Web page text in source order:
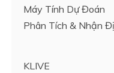
Máy Tính Dự Đoán
Phân Tích & Nhận
KLIVE